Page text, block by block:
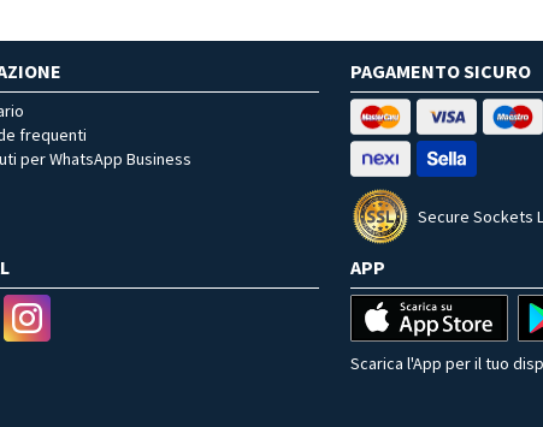
frequenti
per WhatsApp Business
PAGAMENTO SICURO
Secure Sockets
APP
Scarica l'App per il tuo